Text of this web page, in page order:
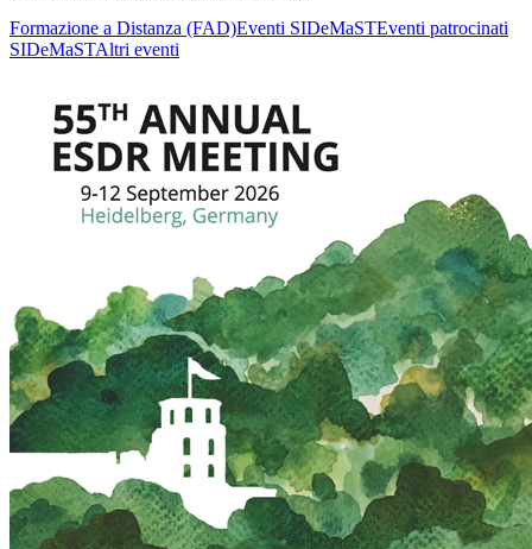
Formazione a Distanza (FAD)Eventi SIDeMaSTEventi patrocinati
SIDeMaSTAltri eventi